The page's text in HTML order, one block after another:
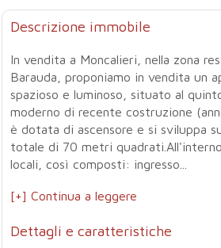
Descrizione immobile
In vendita a Moncalieri, nella zona
Barauda, proponiamo in vendita un
spazioso e luminoso, situato al
moderno di recente costruzione
è dotata di ascensore e si sviluppa
totale di 70 metri
locali, così composti: ingresso...
[+] Continua a leggere
Dettagli e caratteristiche